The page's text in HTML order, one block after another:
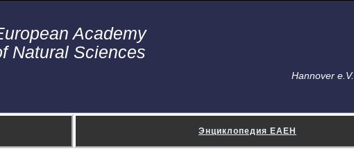
Academy
Natural Sciences
Hannover e.V.
Энциклопедия ЕАЕН